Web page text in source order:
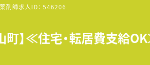
について】
の運営を中心に、介護事業や健康食品事
豊かな生活を大切にする方針を掲げて
休からの復職率がほぼ100％に達してお
薬剤師求人ID： 546206
町】≪住宅・転居費支